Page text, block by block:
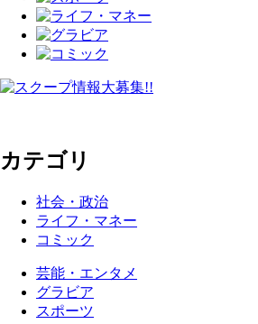
カテゴリ
社会・政治
ライフ・マネー
コミック
芸能・エンタメ
グラビア
スポーツ